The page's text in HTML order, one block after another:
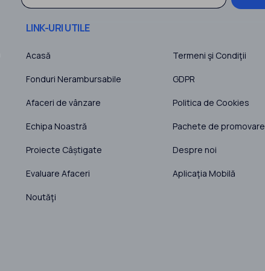
LINK-URI UTILE
Acasă
Fonduri Nerambursabile
Afaceri de vânzare
Echipa Noastră
Proiecte Câștigate
Evaluare Afaceri
Noutăţi
Termeni şi Condiţii
GDPR
Politica de Cookies
Pachete de promovare
Despre noi
Aplicaţia Mobilă